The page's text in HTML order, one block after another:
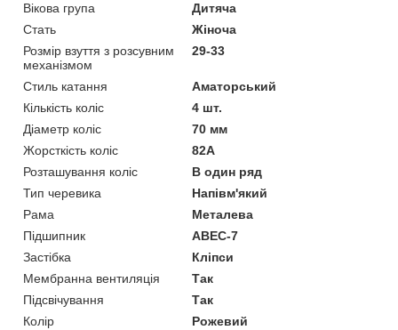
Вікова група
Дитяча
Стать
Жіноча
Розмір взуття з розсувним
механізмом
29-33
Стиль катання
Аматорський
Кількість коліс
4 шт.
Діаметр коліс
70 мм
Жорсткість коліс
82А
Розташування коліс
В один ряд
Тип черевика
Напівм'який
Рама
Металева
Підшипник
ABEC-7
Застібка
Кліпси
Мембранна вентиляція
Так
Підсвічування
Так
Колір
Рожевий